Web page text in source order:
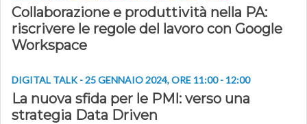
Collaborazione e produttività nella PA:
riscrivere le regole del lavoro con Google
Workspace
DIGITAL TALK - 25 GENNAIO 2024, ORE 11:00 - 12:00
La nuova sfida per le PMI: verso una
strategia Data Driven